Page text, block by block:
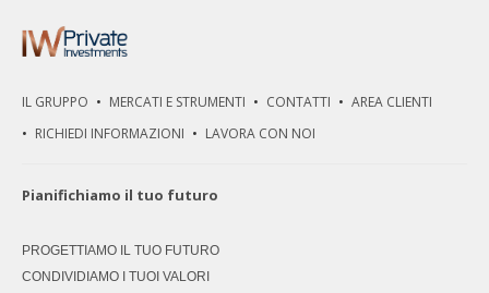
IL GRUPPO MERCATI E STRUMENTI CONTATTI
AREA CLIENTI
RICHIEDI INFORMAZIONI
LAVORA CON NOI
Pianifichiamo il tuo futuro
PROGETTIAMO IL TUO FUTURO
CONDIVIDIAMO I TUOI VALORI